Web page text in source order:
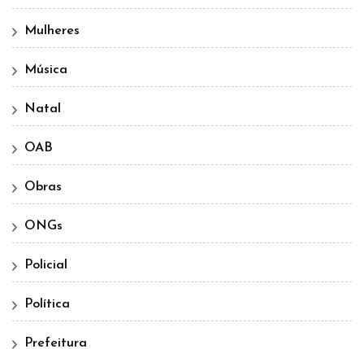
Mulheres
Música
Natal
OAB
Obras
ONGs
Policial
Política
Prefeitura